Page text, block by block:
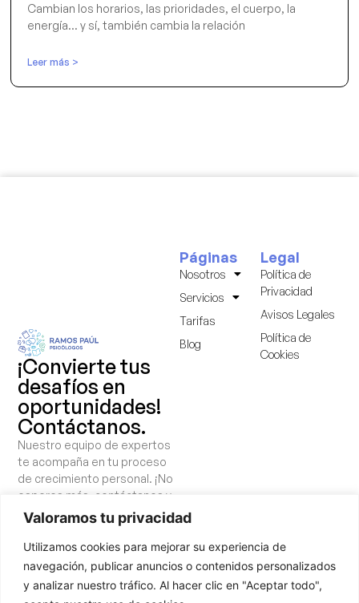
Valoramos tu privacidad
Utilizamos cookies para mejorar su experiencia de
navegación, publicar anuncios o contenidos personalizados
y analizar nuestro tráfico. Al hacer clic en "Aceptar todo",
Cambian los horarios, las prioridades, el cuerpo, la
energía… y sí, también cambia la relación
Leer más >
¡Convierte tus
desafíos en
oportunidades!
Contáctanos.
Nuestro equipo de expertos
te acompaña en tu proceso
de crecimiento personal. ¡No
esperes más, contáctanos y
comienza a cuidar tu salud
¡Hablemos!
Legal
Política de
Privacidad
Avisos Legales
Política de
Cookies
Páginas
Nosotros
Servicios
Tarifas
Blog